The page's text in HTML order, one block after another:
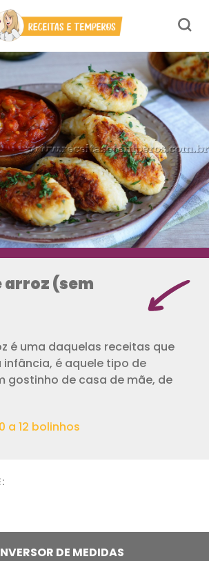
arroz (sem
é uma daquelas receitas que
infância, é aquele tipo de
gostinho de casa de mãe, de
a 12 bolinhos
DE MEDIDAS